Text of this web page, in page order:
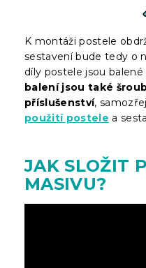
K montáži postele
sestavení bude tedy o
díly postele jsou
balení jsou také
příslušenství,
použití postele a
JAK SLOŽIT
MASIVU?